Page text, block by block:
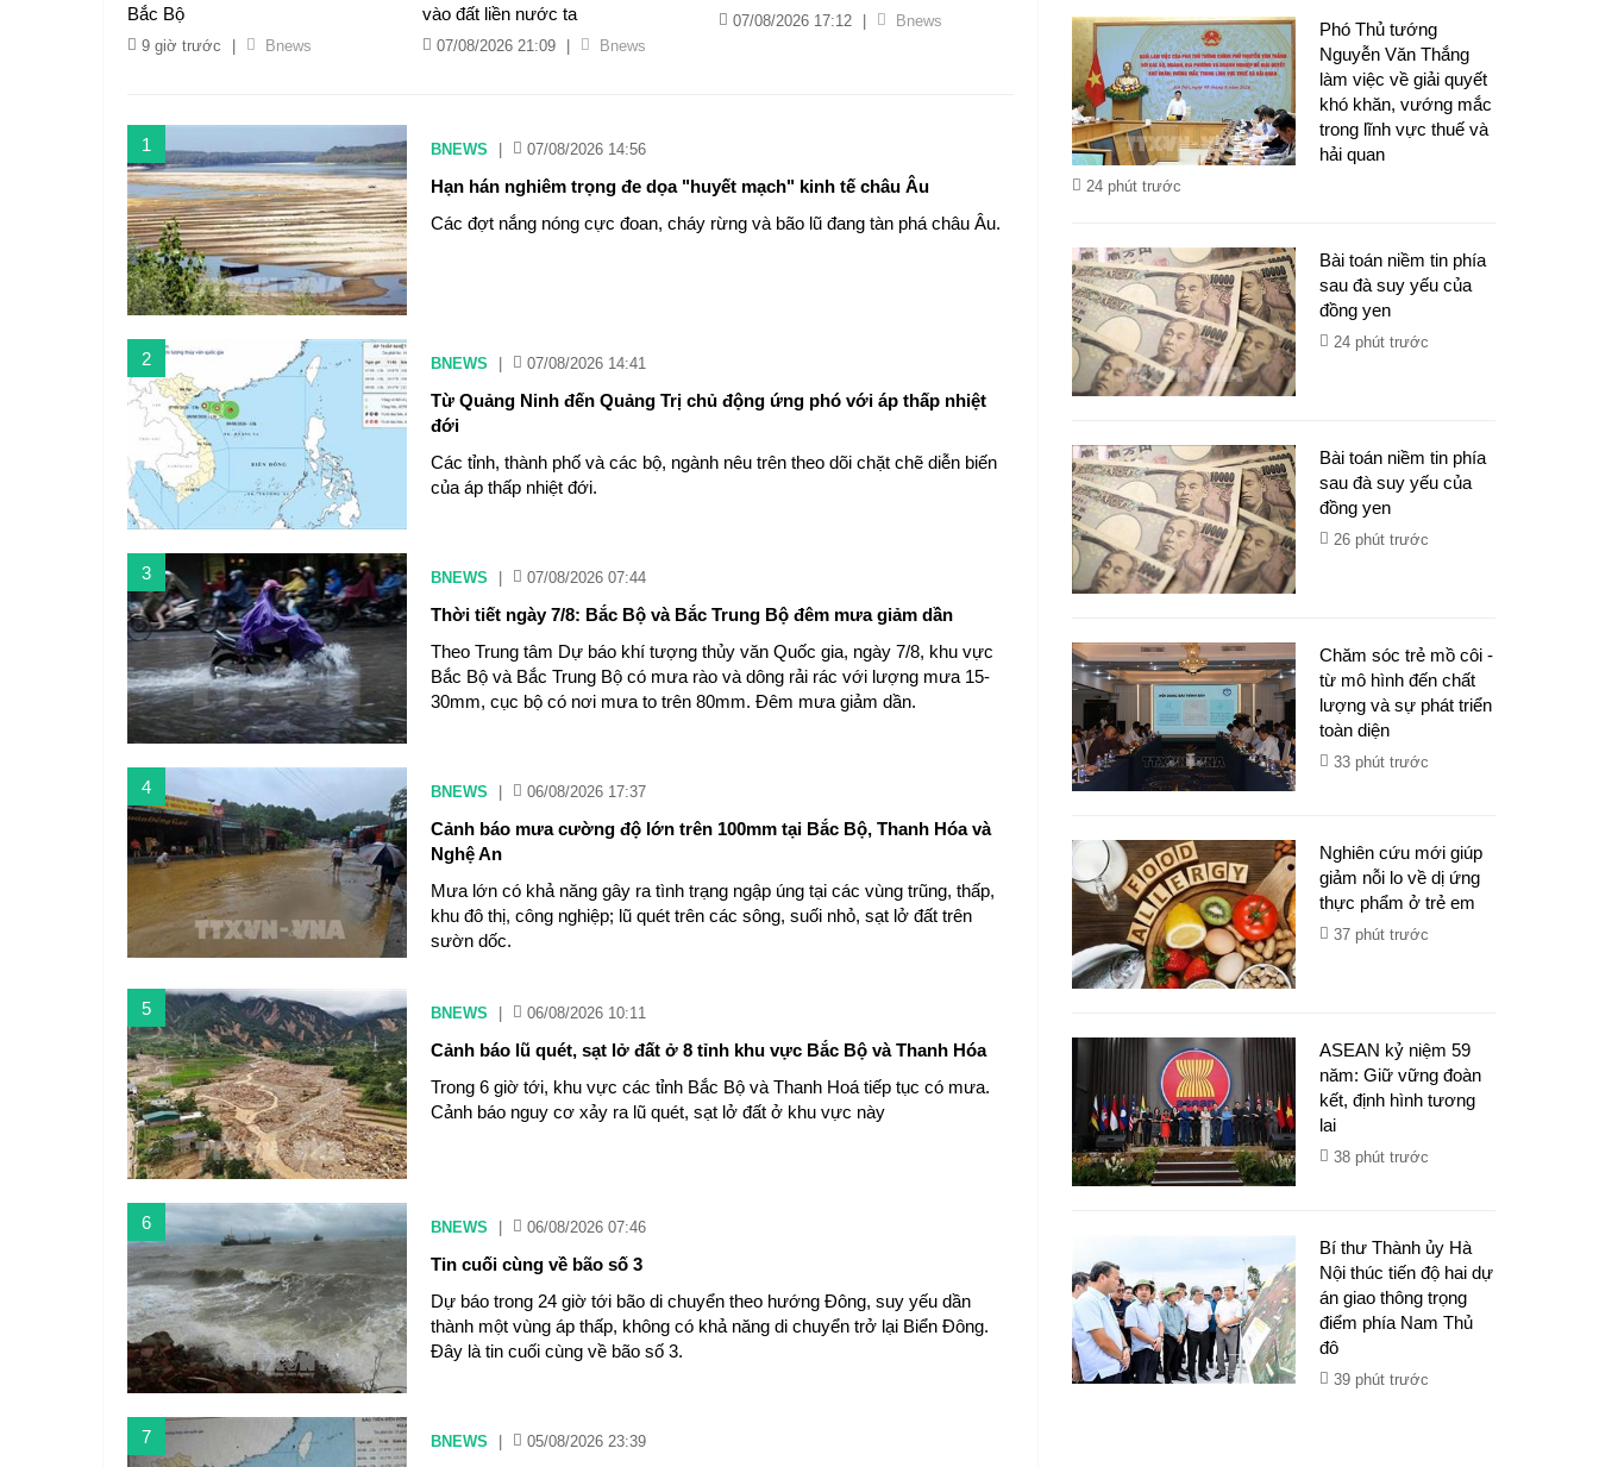
Bắc Bộ
9 giờ trước Bnews
vào đất liền nước ta
07/08/2026 21:09 Bnews
07/08/2026 17:12 Bnews
1 BNEWS 07/08/2026 14:56
Hạn hán nghiêm trọng đe dọa "huyết mạch" kinh tế châu Âu
Các đợt nắng nóng cực đoan, cháy rừng và bão lũ đang tàn phá châu Âu.
2 BNEWS 07/08/2026 14:41
Từ Quảng Ninh đến Quảng Trị chủ động ứng phó với áp thấp nhiệt
đới
Các tỉnh, thành phố và các bộ, ngành nêu trên theo dõi chặt chẽ diễn biến
của áp thấp nhiệt đới.
3 BNEWS 07/08/2026 07:44
Thời tiết ngày 7/8: Bắc Bộ và Bắc Trung Bộ đêm mưa giảm dần
Theo Trung tâm Dự báo khí tượng thủy văn Quốc gia, ngày 7/8, khu vực
Bắc Bộ và Bắc Trung Bộ có mưa rào và dông rải rác với lượng mưa 15-
30mm, cục bộ có nơi mưa to trên 80mm. Đêm mưa giảm dần.
4 BNEWS 06/08/2026 17:37
Cảnh báo mưa cường độ lớn trên 100mm tại Bắc Bộ, Thanh Hóa và
Nghệ An
Mưa lớn có khả năng gây ra tình trạng ngập úng tại các vùng trũng, thấp,
khu đô thị, công nghiệp; lũ quét trên các sông, suối nhỏ, sạt lở đất trên
sườn dốc.
5 BNEWS 06/08/2026 10:11
Cảnh báo lũ quét, sạt lở đất ở 8 tỉnh khu vực Bắc Bộ và Thanh Hóa
Trong 6 giờ tới, khu vực các tỉnh Bắc Bộ và Thanh Hoá tiếp tục có mưa.
Cảnh báo nguy cơ xảy ra lũ quét, sạt lở đất ở khu vực này
6 BNEWS 06/08/2026 07:46
Tin cuối cùng về bão số 3
Dự báo trong 24 giờ tới bão di chuyển theo hướng Đông, suy yếu dần
thành một vùng áp thấp, không có khả năng di chuyển trở lại Biển Đông.
Đây là tin cuối cùng về bão số 3.
7 BNEWS 05/08/2026 23:39
Phó Thủ tướng
Nguyễn Văn Thắng
làm việc về giải quyết
khó khăn, vướng mắc
trong lĩnh vực thuế và
hải quan
24 phút trước
Bài toán niềm tin phía
sau đà suy yếu của
đồng yen
24 phút trước
Bài toán niềm tin phía
sau đà suy yếu của
đồng yen
26 phút trước
Chăm sóc trẻ mồ côi -
từ mô hình đến chất
lượng và sự phát triển
toàn diện
33 phút trước
Nghiên cứu mới giúp
giảm nỗi lo về dị ứng
thực phẩm ở trẻ em
37 phút trước
ASEAN kỷ niệm 59
năm: Giữ vững đoàn
kết, định hình tương
lai
38 phút trước
Bí thư Thành ủy Hà
Nội thúc tiến độ hai dự
án giao thông trọng
điểm phía Nam Thủ
đô
39 phút trước